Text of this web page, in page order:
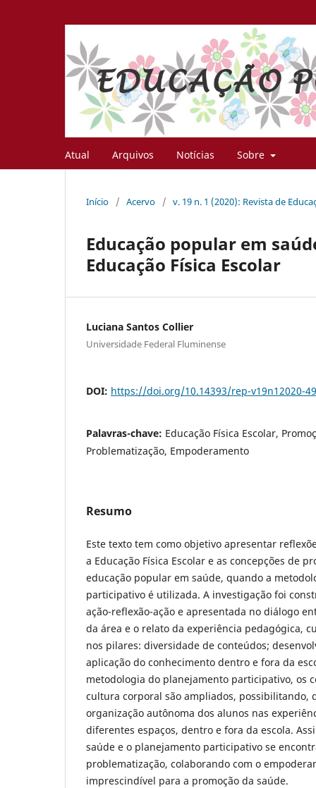
Atual Arquivos Notícias Sobre
Início / Acervo / v. 19 n. 1 (2020): Revista de
Educação popular em
Educação Física Escolar
Luciana Santos Collier
Universidade Federal Fluminense
DOI: https://doi.org/10.14393/rep-v19n12020-
Palavras-chave: Educação Física Escolar,
Problematização, Empoderamento
Resumo
Este texto tem como objetivo apresentar
a Educação Física Escolar e as concepções de
educação popular em saúde, quando a
participativo é utilizada. A investigação foi
ação-reflexão-ação e apresentada no diálogo
da área e o relato da experiência pedagógica,
nos pilares: diversidade de conteúdos;
aplicação do conhecimento dentro e fora da
metodologia do planejamento participativo, os
cultura corporal são ampliados, possibilitando,
organização autônoma dos alunos nas
diferentes espaços, dentro e fora da escola.
saúde e o planejamento participativo se
problematização, colaborando com o
imprescindível para a promoção da saúde.